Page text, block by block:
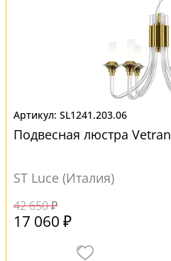
SL1241.203.06
Подвесная люстра
ST Luce (Италия)
42 650 ₽
17 060 ₽